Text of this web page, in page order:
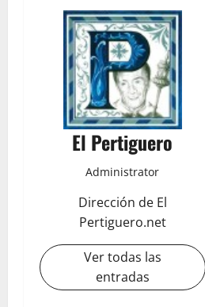
El Pertiguero
Administrator
Dirección de El
Pertiguero.net
Ver todas las
entradas